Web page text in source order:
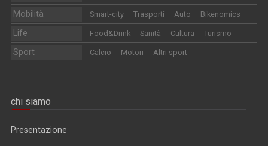
Mobilità Smart-city Trasporti Auto Bikenomics
Life Food&Drink Sanità Cultura Turismo
Sport Calcio Motori Altri sport
chi siamo
Presentazione